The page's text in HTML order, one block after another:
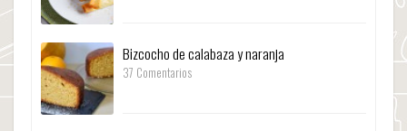
Bizcocho de calabaza y naranja
37 Comentarios